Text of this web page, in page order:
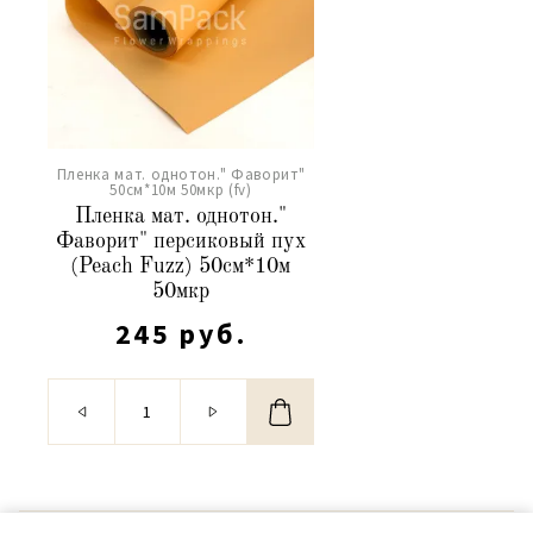
Пленка мат. однотон." Фаворит"
50см*10м 50мкр (fv)
Пленка мат. однотон."
Фаворит" персиковый пух
(Peach Fuzz) 50см*10м
50мкр
245 руб.